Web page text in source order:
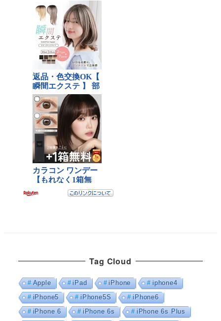
Tag Cloud
Apple iPad iPhone
iphone4
iPhone5
iPhone5S
iPhone6
iPhone 6
iPhone 6s
iPhone 6s Plus